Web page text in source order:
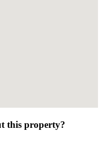
this property?